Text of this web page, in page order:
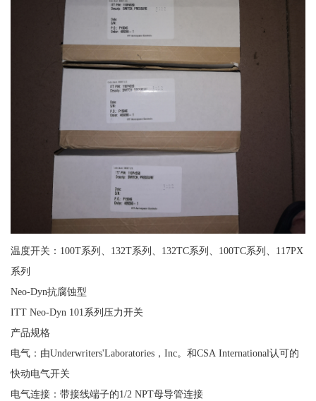
温度开关：100T系列、132T系列、132TC系列、100TC系列、117PX
系列
Neo-Dyn抗腐蚀型
ITT Neo-Dyn 101系列压力开关
产品规格
电气：由Underwriters'Laboratories，Inc。和CSA International认可的
快动电气开关
电气连接：带接线端子的1/2 NPT母导管连接